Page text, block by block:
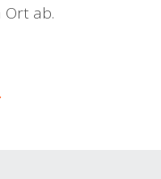
Ort ab.